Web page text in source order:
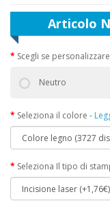
Articolo
Scegli se
Neutro
Seleziona il colore -
Seleziona Il tipo di